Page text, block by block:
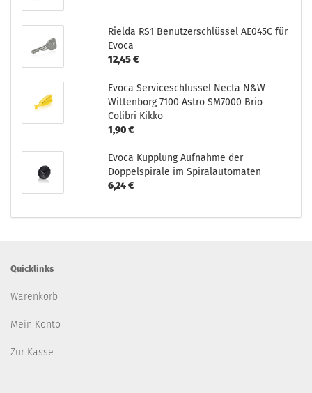
Rielda RS1 Benutzerschlüssel AE045C für
Evoca
12,45 €
Evoca Serviceschlüssel Necta N&W
Wittenborg 7100 Astro SM7000 Brio
Colibri Kikko
1,90 €
Evoca Kupplung Aufnahme der
Doppelspirale im Spiralautomaten
6,24 €
Quicklinks
Warenkorb
Mein Konto
Zur Kasse